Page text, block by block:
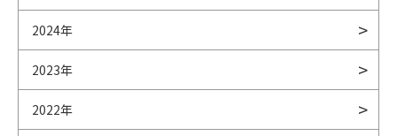
2024年
2023年
2022年